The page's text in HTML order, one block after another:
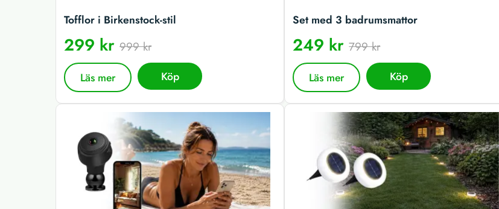
Tofflor i Birkenstock-stil
299 kr 999 kr
Läs mer Köp
Set med 3 badrumsmattor
249 kr799 kr
Läs mer Köp